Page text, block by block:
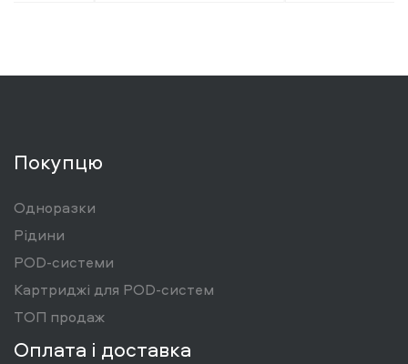
Покупцю
Одноразки
Рідини
POD-системи
Картриджі для POD-систем
ТОП продаж
Оплата і доставка